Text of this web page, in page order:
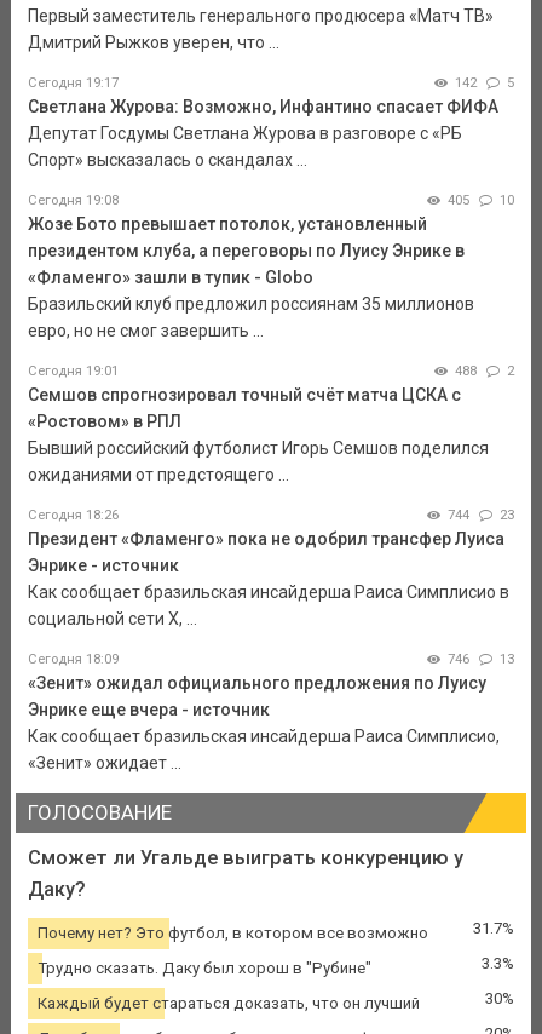
Первый заместитель генерального продюсера «Матч ТВ»
Дмитрий Рыжков уверен, что ...
Сегодня 19:17 142 5
Светлана Журова: Возможно, Инфантино спасает ФИФА
Депутат Госдумы Светлана Журова в разговоре с «РБ
Спорт» высказалась о скандалах ...
Сегодня 19:08 405 10
Жозе Бото превышает потолок, установленный
президентом клуба, а переговоры по Луису Энрике в
«Фламенго» зашли в тупик - Globo
Бразильский клуб предложил россиянам 35 миллионов
евро, но не смог завершить ...
Сегодня 19:01 488 2
Семшов спрогнозировал точный счёт матча ЦСКА с
«Ростовом» в РПЛ
Бывший российский футболист Игорь Семшов поделился
ожиданиями от предстоящего ...
Сегодня 18:26 744 23
Президент «Фламенго» пока не одобрил трансфер Луиса
Энрике - источник
Как сообщает бразильская инсайдерша Раиса Симплисио в
социальной сети Х, ...
Сегодня 18:09 746 13
«Зенит» ожидал официального предложения по Луису
Энрике еще вчера - источник
Как сообщает бразильская инсайдерша Раиса Симплисио,
«Зенит» ожидает ...
ГОЛОСОВАНИЕ
Сможет ли Угальде выиграть конкуренцию у
Даку?
Почему нет? Это футбол, в котором все возможно 31.7%
Трудно сказать. Даку был хорош в "Рубине" 3.3%
Каждый будет стараться доказать, что он лучший 30%